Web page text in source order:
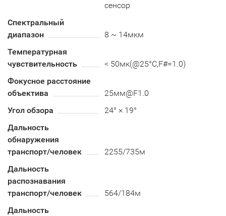
сенсор
Спектральный
диапазон
8 ~ 14мкм
Температурная
чувствительность
< 50мк(@25°C,F#=1.0)
Фокусное расстояние
объектива
25мм@F1.0
Угол обзора
24° × 19°
Дальность
обнаружения
транспорт/человек
2255/735м
Дальность
распознавания
транспорт/человек
564/184м
Дальность